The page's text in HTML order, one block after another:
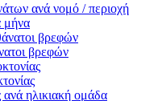
ανά νομό / περιοχή
μήνα
βρεφών
βρεφών
ανά ηλικιακή ομάδα